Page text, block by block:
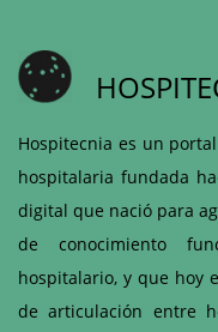
Hospitecnia es un
hospitalaria fundada
digital que nació para
de conocimiento
hospitalario, y que hoy
de articulación entre